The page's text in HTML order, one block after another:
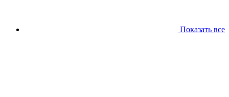
Показать все